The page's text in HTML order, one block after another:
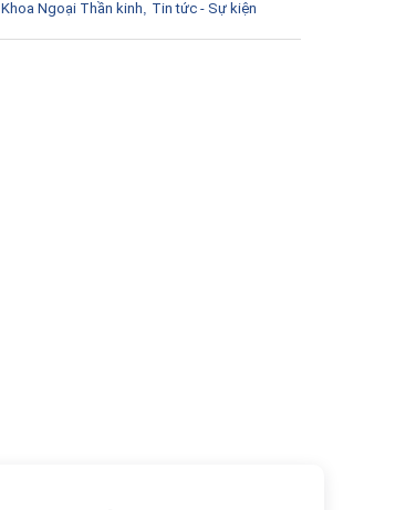
Khoa Ngoại Thần kinh, Tin tức - Sự kiện